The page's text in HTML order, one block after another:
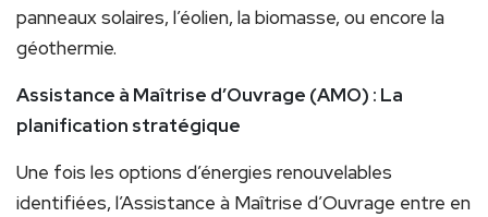
panneaux solaires, l’éolien, la biomasse, ou encore la
géothermie.
Assistance à Maîtrise d’Ouvrage (AMO) : La
planification stratégique
Une fois les options d’énergies renouvelables
identifiées, l’Assistance à Maîtrise d’Ouvrage entre en